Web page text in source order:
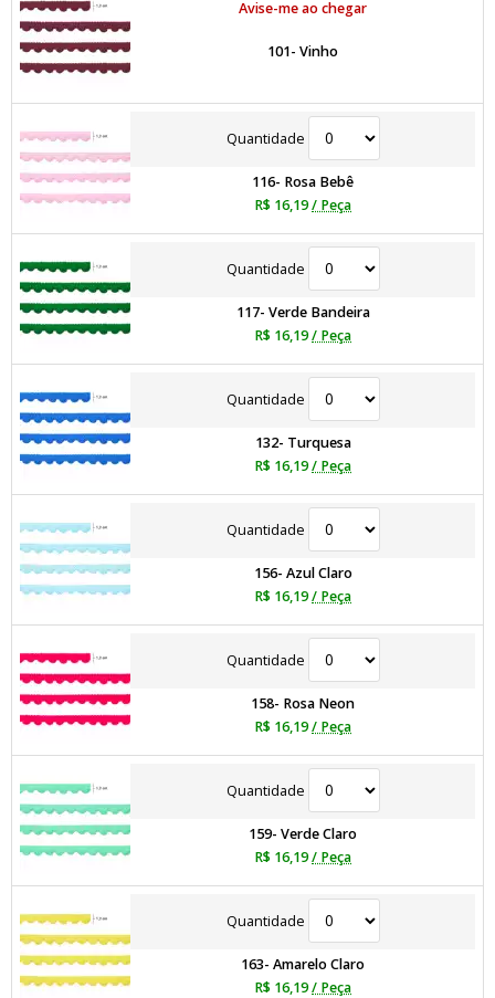
Avise-me ao chegar
101- Vinho
Quantidade
116- Rosa Bebê
R$ 16,19/ Peça
Quantidade
117- Verde Bandeira
R$ 16,19/ Peça
Quantidade
132- Turquesa
R$ 16,19/ Peça
Quantidade
156- Azul Claro
R$ 16,19/ Peça
Quantidade
158- Rosa Neon
R$ 16,19/ Peça
Quantidade
159- Verde Claro
R$ 16,19/ Peça
Quantidade
163- Amarelo Claro
R$ 16,19/ Peça